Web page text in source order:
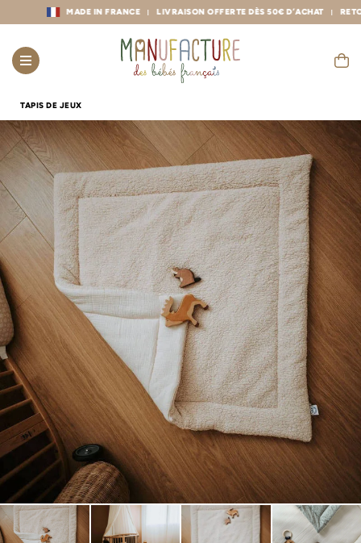
MADE IN FRANCE LIVRAISON OFFERTE DÈS 50€ D’ACHAT RETOURS
TAPIS DE JEUX